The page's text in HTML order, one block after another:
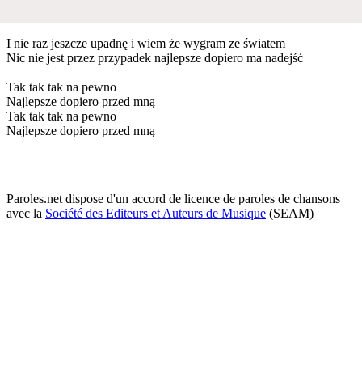
I nie raz jeszcze upadnę i wiem że wygram ze światem
Nic nie jest przez przypadek najlepsze dopiero ma nadejść
Tak tak tak na pewno
Najlepsze dopiero przed mną
Tak tak tak na pewno
Najlepsze dopiero przed mną
Paroles.net dispose d'un accord de licence de paroles de chansons
avec la Société des Editeurs et Auteurs de Musique (SEAM)